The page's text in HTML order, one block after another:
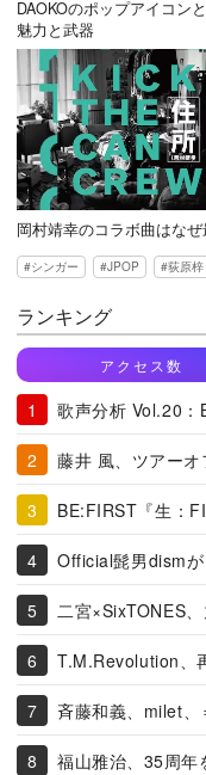
DAOKOのポップアイコン
魅力と武器
岡村靖幸のコラボ曲はなぜ
シンガー JPOP 荻原梓
ランキング
アクセス数
歌声分析 Vol.20：
藤井 風、ツアー
BE:FIRST『生：
Official髭男dism
二宮×SixTONES
T.M.Revolution、
斉藤和義、milet、
福山雅治、35周年